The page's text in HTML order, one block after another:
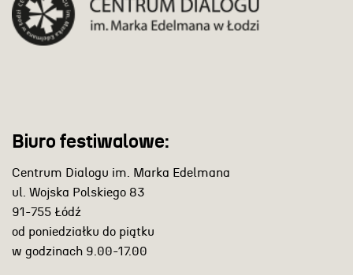
Biuro festiwalowe:
Centrum Dialogu im. Marka Edelmana
ul. Wojska Polskiego 83
91-755 Łódź
od poniedziałku do piątku
w godzinach 9.00-17.00